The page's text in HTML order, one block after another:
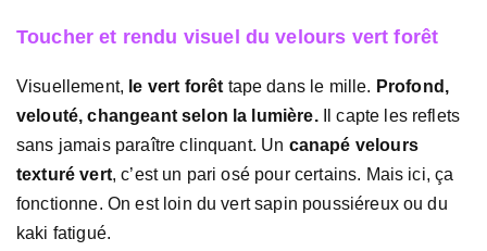
Toucher et rendu visuel du velours vert forêt
Visuellement, le vert forêt tape dans le mille. Profond,
velouté, changeant selon la lumière.Il capte les reflets
sans jamais paraître clinquant. Un canapé velours
texturé vert, c’est un pari osé pour certains. Mais ici, ça
fonctionne. On est loin du vert sapin poussiéreux ou du
kaki fatigué.